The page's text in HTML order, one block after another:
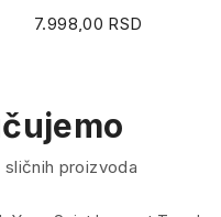
7.998,00 RSD
proizvoda